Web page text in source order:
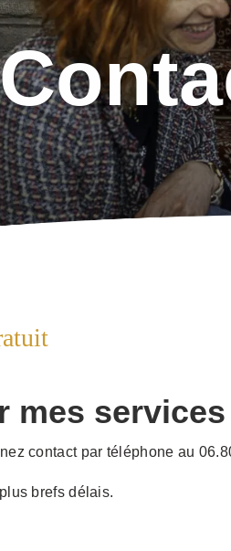
mes
contact par téléphone au
brefs délais.